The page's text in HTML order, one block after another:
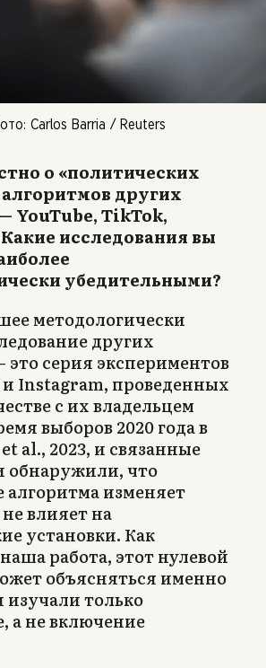
Carlos Barria / Reuters
о «политических
других
YouTube, TikTok,
исследования вы
убедительными?
методологически
других
серия экспериментов
и Instagram, проведенных
с их владельцем
выборов 2020 года в
al., 2023, и связанные
обнаружили, что
изменяет
влияет на
установки. Как
работа, этот нулевой
объясняться именно
изучали только
а не включение